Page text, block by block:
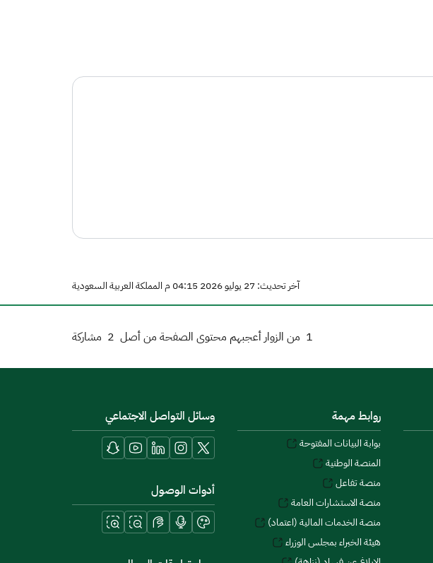
آخر تحديث: 27 يوليو 2026 04:15 م المملكة العربية السعودية
1 من الزوار أعجبهم محتوى الصفحة من أصل 2 مشاركة
روابط مهمة
بوابة البيانات المفتوحة
المنصة الوطنية
منصة تفاعل
منصة الاستشارات العامة
منصة الخدمات المالية (اعتماد)
هيئة الخبراء بمجلس الوزراء
وسائل التواصل الاجتماعي
أدوات الوصول